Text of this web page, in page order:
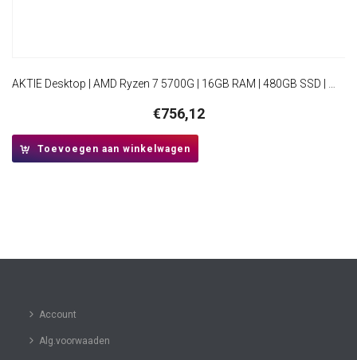
AKTIE Desktop | AMD Ryzen 7 5700G | 16GB RAM | 480GB SSD | Windows 11 Professional | Mini-Tower Behuizing
€756,12
Toevoegen aan winkelwagen
Account
Alg.voorwaaden